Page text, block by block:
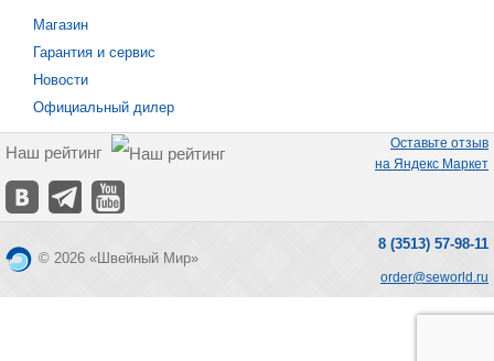
Магазин
Гарантия и сервис
Новости
Официальный дилер
Наш рейтинг
Оставьте отзыв
на Яндекс Маркет
© 2026 «Швейный Мир»
8 (3513) 57-98-11
order@seworld.ru